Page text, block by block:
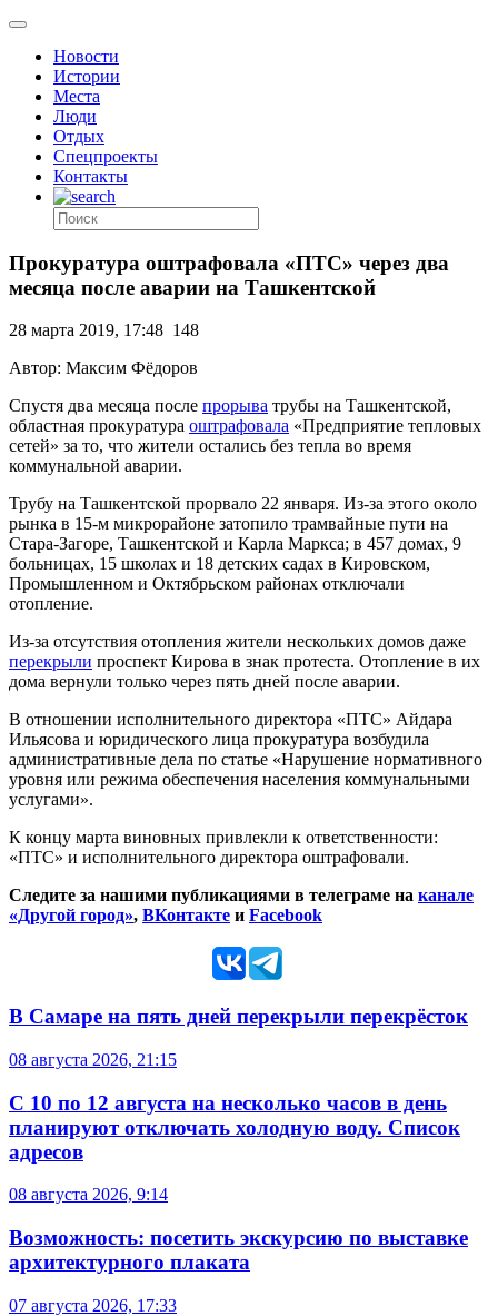
Новости
Истории
Места
Люди
Отдых
Спецпроекты
Контакты
Прокуратура оштрафовала «ПТС» через два
месяца после аварии на Ташкентской
28 марта 2019, 17:48 148
Автор: Максим Фёдоров
Спустя два месяца после прорыва трубы на Ташкентской,
областная прокуратура оштрафовала «Предприятие тепловых
сетей» за то, что жители остались без тепла во время
коммунальной аварии.
Трубу на Ташкентской прорвало 22 января. Из-за этого около
рынка в 15-м микрорайоне затопило трамвайные пути на
Стара-Загоре, Ташкентской и Карла Маркса; в 457 домах, 9
больницах, 15 школах и 18 детских садах в Кировском,
Промышленном и Октябрьском районах отключали
отопление.
Из-за отсутствия отопления жители нескольких домов даже
перекрыли проспект Кирова в знак протеста. Отопление в их
дома вернули только через пять дней после аварии.
В отношении исполнительного директора «ПТС» Айдара
Ильясова и юридического лица прокуратура возбудила
административные дела по статье «Нарушение нормативного
уровня или режима обеспечения населения коммунальными
услугами».
К концу марта виновных привлекли к ответственности:
«ПТС» и исполнительного директора оштрафовали.
Следите за нашими публикациями в телеграме на канале
«Другой город», ВКонтакте и Facebook
В Самаре на пять дней перекрыли перекрёсток
08 августа 2026, 21:15
С 10 по 12 августа на несколько часов в день
планируют отключать холодную воду. Список
адресов
08 августа 2026, 9:14
Возможность: посетить экскурсию по выставке
архитектурного плаката
07 августа 2026, 17:33